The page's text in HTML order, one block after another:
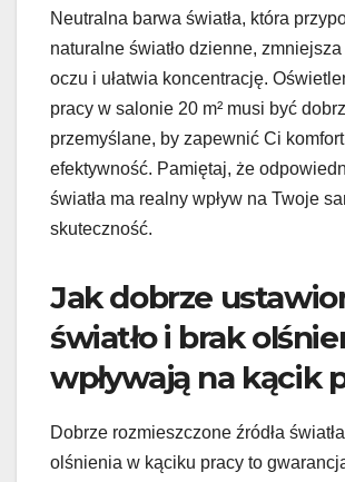
Neutralna barwa światła, która
naturalne światło dzienne,
oczu i ułatwia koncentrację.
pracy w salonie 20 m² musi być
przemyślane, by zapewnić Ci
efektywność. Pamiętaj, że
światła ma realny wpływ na Twoje
skuteczność.
Jak dobrze
światło i brak
wpływają na kącik
Dobrze rozmieszczone źródła
olśnienia w kąciku pracy to